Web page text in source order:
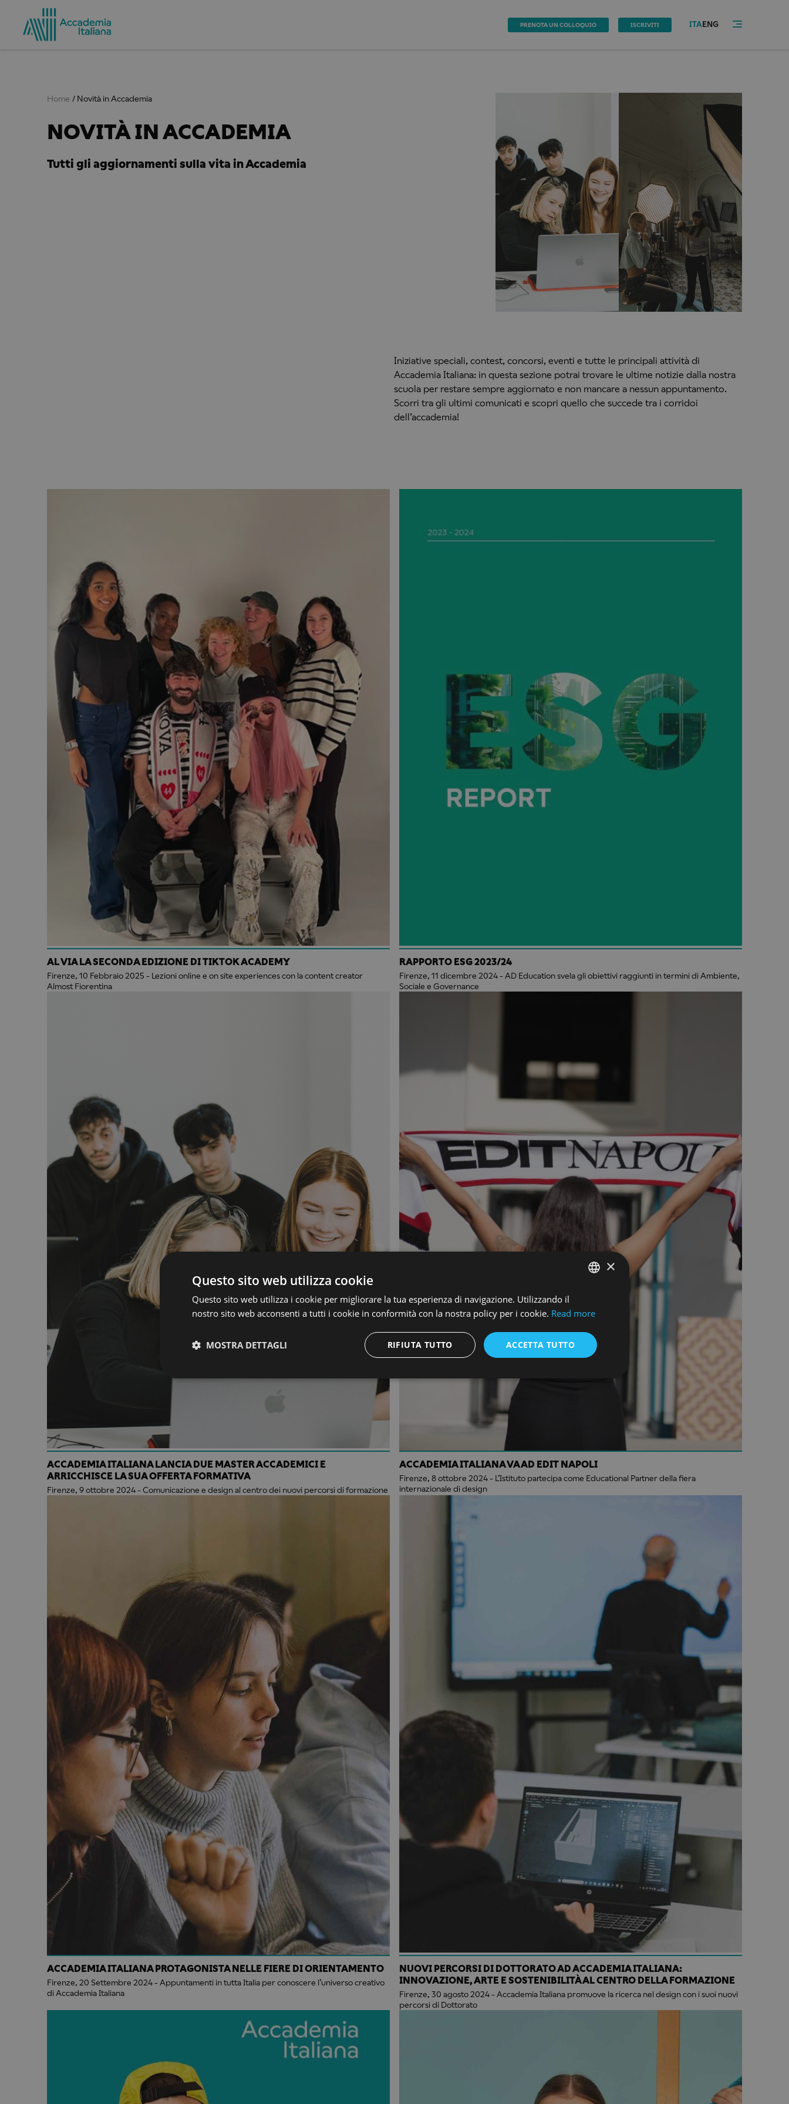
PRENOTA UN COLLOQUIO ISCRIVITI ITA ENG
Home Novità in Accademia
NOVITÀ IN ACCADEMIA
Tutti gli aggiornamenti sulla vita in Accademia
Iniziative speciali, contest, concorsi, eventi e tutte le principali attività di
Accademia Italiana: in questa sezione potrai trovare le ultime notizie dalla nostra
scuola per restare sempre aggiornato e non mancare a nessun appuntamento.
Scorri tra gli ultimi comunicati e scopri quello che succede tra i corridoi
dell’accademia!
AL VIA LA SECONDA EDIZIONE DI TIKTOK ACADEMY
Firenze, 10 Febbraio 2025 - Lezioni online e on site experiences con la content creator
Almost Fiorentina
RAPPORTO ESG 2023/24
Firenze, 11 dicembre 2024 - AD Education svela gli obiettivi raggiunti in termini di Ambiente,
Sociale e Governance
ACCADEMIA ITALIANA LANCIA DUE MASTER ACCADEMICI E
ARRICCHISCE LA SUA OFFERTA FORMATIVA
Firenze, 9 ottobre 2024 - Comunicazione e design al centro dei nuovi percorsi di formazione
ACCADEMIA ITALIANA VA AD EDIT NAPOLI
Firenze, 8 ottobre 2024 - L’Istituto partecipa come Educational Partner della fiera
internazionale di design
ACCADEMIA ITALIANA PROTAGONISTA NELLE FIERE DI ORIENTAMENTO
Firenze, 20 Settembre 2024 - Appuntamenti in tutta Italia per conoscere l’universo creativo
di Accademia Italiana
NUOVI PERCORSI DI DOTTORATO AD ACCADEMIA ITALIANA:
INNOVAZIONE, ARTE E SOSTENIBILITÀ AL CENTRO DELLA FORMAZIONE
Firenze, 30 agosto 2024 - Accademia Italiana promuove la ricerca nel design con i suoi nuovi
percorsi di Dottorato
ENGLISH
×
Questo sito web utilizza cookie
Questo sito web utilizza i cookie per migliorare la tua esperienza di navigazione. Utilizzando il
nostro sito web acconsenti a tutti i cookie in conformità con la nostra policy per i cookie. Read more
ACCETTA TUTTO
RIFIUTA TUTTO
MOSTRA DETTAGLI